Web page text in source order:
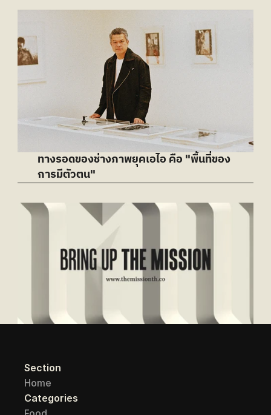
ทางรอดของช่างภาพยุคเอไอ คือ "พื้นที่ของ
การมีตัวตน"
Section
Home
Categories